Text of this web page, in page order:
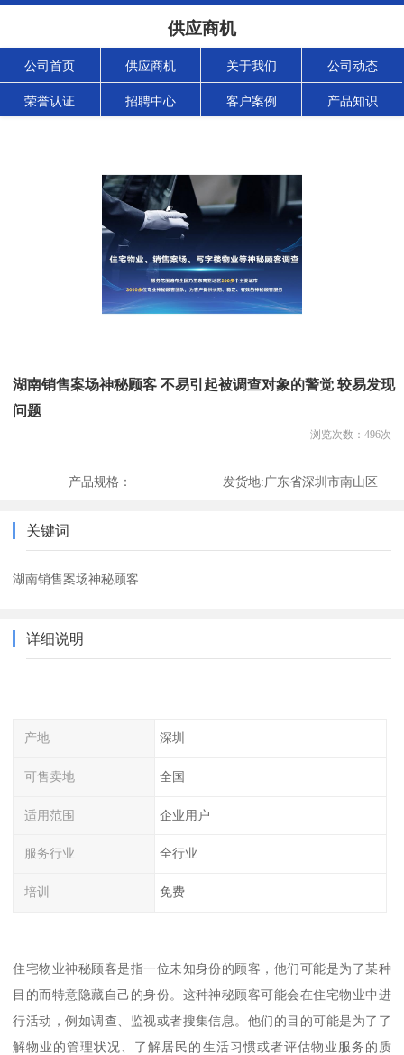
供应商机
公司首页 供应商机 关于我们 公司动态
荣誉认证 招聘中心 客户案例 产品知识
湖南销售案场神秘顾客 不易引起被调查对象的警觉 较易发现
问题
浏览次数： 496次
产品规格： 发货地:广东省深圳市南山区
关键词
湖南销售案场神秘顾客
详细说明
产地 深圳
可售卖地 全国
适用范围 企业用户
服务行业 全行业
培训 免费
住宅物业神秘顾客是指一位未知身份的顾客，他们可能是为了某种
目的而特意隐藏自己的身份。这种神秘顾客可能会在住宅物业中进
行活动，例如调查、监视或者搜集信息。他们的目的可能是为了了
解物业的管理状况、了解居民的生活习惯或者评估物业服务的质